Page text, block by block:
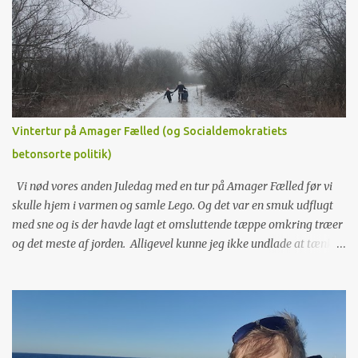
r
e
r
Vintertur på Amager Fælled (og Socialdemokratiets
betonsorte politik)
Vi nød vores anden Juledag med en tur på Amager Fælled før vi
skulle hjem i varmen og samle Lego. Og det var en smuk udflugt
med sne og is der havde lagt et omsluttende tæppe omkring træer
og det meste af jorden. Alligevel kunne jeg ikke undlade at tænke
firserne, dengang området var helt enormt. Som 18-årig flyttede
på kollegie på Grønjordskollegiet og gik mange ture derude. Jeg